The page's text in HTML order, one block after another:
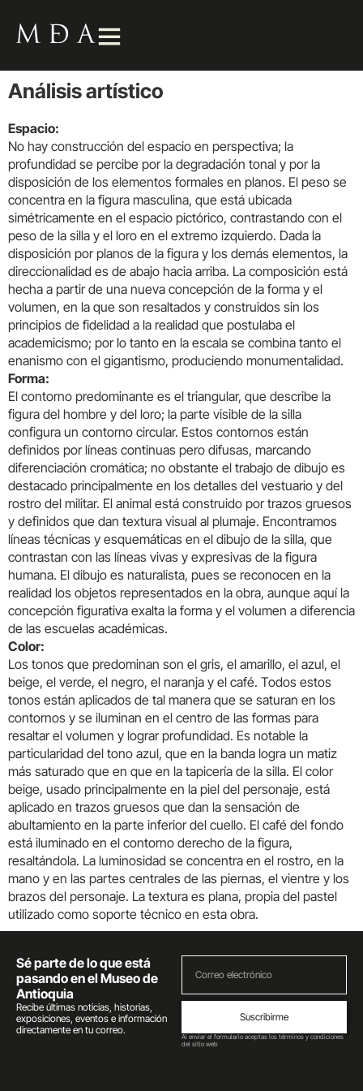
Análisis artístico
Espacio:
No hay construcción del espacio en perspectiva; la
profundidad se percibe por la degradación tonal y por la
disposición de los elementos formales en planos. El peso se
concentra en la figura masculina, que está ubicada
simétricamente en el espacio pictórico, contrastando con el
peso de la silla y el loro en el extremo izquierdo. Dada la
disposición por planos de la figura y los demás elementos, la
direccionalidad es de abajo hacia arriba. La composición está
hecha a partir de una nueva concepción de la forma y el
volumen, en la que son resaltados y construidos sin los
principios de fidelidad a la realidad que postulaba el
academicismo; por lo tanto en la escala se combina tanto el
enanismo con el gigantismo, produciendo monumentalidad.
Forma:
El contorno predominante es el triangular, que describe la
figura del hombre y del loro; la parte visible de la silla
configura un contorno circular. Estos contornos están
definidos por líneas continuas pero difusas, marcando
diferenciación cromática; no obstante el trabajo de dibujo es
destacado principalmente en los detalles del vestuario y del
rostro del militar. El animal está construido por trazos gruesos
y definidos que dan textura visual al plumaje. Encontramos
líneas técnicas y esquemáticas en el dibujo de la silla, que
contrastan con las líneas vivas y expresivas de la figura
humana. El dibujo es naturalista, pues se reconocen en la
realidad los objetos representados en la obra, aunque aquí la
concepción figurativa exalta la forma y el volumen a diferencia
de las escuelas académicas.
Color:
Los tonos que predominan son el gris, el amarillo, el azul, el
beige, el verde, el negro, el naranja y el café. Todos estos
tonos están aplicados de tal manera que se saturan en los
contornos y se iluminan en el centro de las formas para
resaltar el volumen y lograr profundidad. Es notable la
particularidad del tono azul, que en la banda logra un matiz
más saturado que en que en la tapicería de la silla. El color
beige, usado principalmente en la piel del personaje, está
aplicado en trazos gruesos que dan la sensación de
abultamiento en la parte inferior del cuello. El café del fondo
está iluminado en el contorno derecho de la figura,
resaltándola. La luminosidad se concentra en el rostro, en la
mano y en las partes centrales de las piernas, el vientre y los
brazos del personaje. La textura es plana, propia del pastel
utilizado como soporte técnico en esta obra.
Sé parte de lo que está
pasando en el Museo de
Antioquia
Recibe últimas noticias, historias,
exposiciones, eventos e información
directamente en tu correo.
Suscribirme
Al enviar el formulario aceptas los términos y condiciones
del sitio web